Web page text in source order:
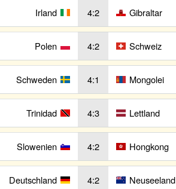
Irland 4:2 Gibraltar
Polen 4:2 Schweiz
Schweden 4:1 Mongolei
Trinidad 4:3 Lettland
Slowenien 4:2 Hongkong
Deutschland 4:2 Neuseeland